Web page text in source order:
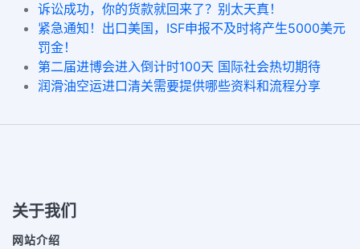
诉讼成功，你的货款就回来了？别太天真！
紧急通知！出口美国，ISF申报不及时将产生5000美元
罚金！
第二届进博会进入倒计时100天 国际社会热切期待
润滑油空运进口清关需要提供哪些资料和流程分享
关于我们
网站介绍